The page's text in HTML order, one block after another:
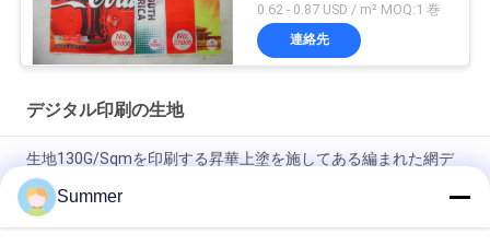
0.62 - 0.87 USD / m² MOQ:1 巻
連絡先
デジタル印刷の生地
生地130G/Sqmを印刷する昇華上塗を施してある編まれた網デ
ジタル
デジタル昇華印字機の旗の印字機を印刷する旗
Summer